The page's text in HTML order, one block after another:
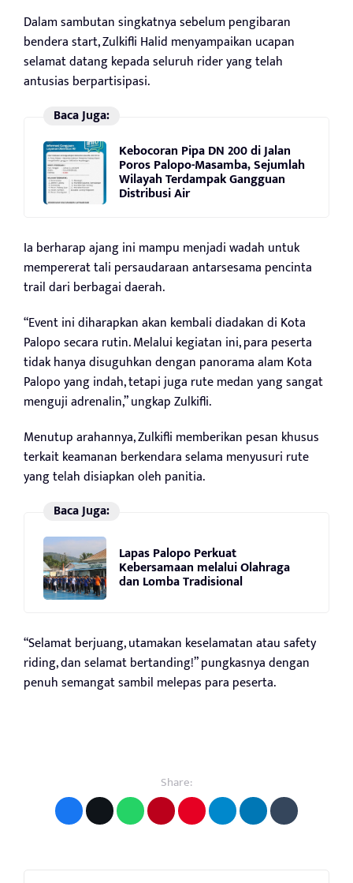
Dalam sambutan singkatnya sebelum pengibaran
bendera start, Zulkifli Halid menyampaikan ucapan
selamat datang kepada seluruh rider yang telah
antusias berpartisipasi.
Baca Juga:
Kebocoran Pipa DN 200 di Jalan
Poros Palopo-Masamba, Sejumlah
Wilayah Terdampak Gangguan
Distribusi Air
Ia berharap ajang ini mampu menjadi wadah untuk
mempererat tali persaudaraan antarsesama pencinta
trail dari berbagai daerah.
“Event ini diharapkan akan kembali diadakan di Kota
Palopo secara rutin. Melalui kegiatan ini, para peserta
tidak hanya disuguhkan dengan panorama alam Kota
Palopo yang indah, tetapi juga rute medan yang sangat
menguji adrenalin,” ungkap Zulkifli.
Menutup arahannya, Zulkifli memberikan pesan khusus
terkait keamanan berkendara selama menyusuri rute
yang telah disiapkan oleh panitia.
Baca Juga:
Lapas Palopo Perkuat
Kebersamaan melalui Olahraga
dan Lomba Tradisional
“Selamat berjuang, utamakan keselamatan atau safety
riding, dan selamat bertanding!” pungkasnya dengan
penuh semangat sambil melepas para peserta.
Share: